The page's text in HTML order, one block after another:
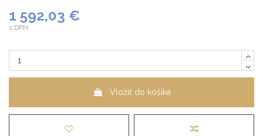
1 592,03 €
s DPH
Vložiť do košíka